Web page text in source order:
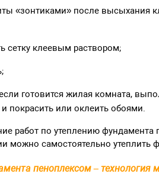
«зонтиками» после высыхания
сетку клеевым раствором;
готовится жилая комната,
покрасить или оклеить обоями.
работ по утеплению фундамента
можно самостоятельно утеплить
пеноплексом – технология